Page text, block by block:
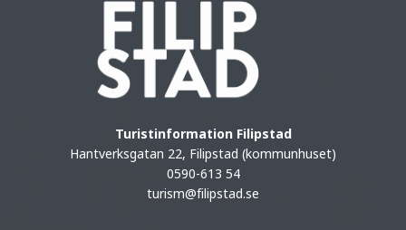
Turistinformation Filipstad
Hantverksgatan 22, Filipstad (kommunhuset)
0590-613 54
turism@filipstad.se